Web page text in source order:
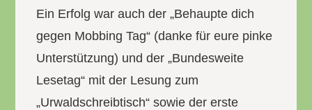
Ein Erfolg war auch der „Behaupte dich
gegen Mobbing Tag“ (danke für eure pinke
Unterstützung) und der „Bundesweite
Lesetag“ mit der Lesung zum
„Urwaldschreibtisch“ sowie der erste